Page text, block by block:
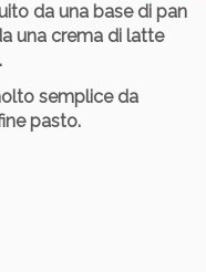
da una base di pan
una crema di latte
semplice da
pasto.